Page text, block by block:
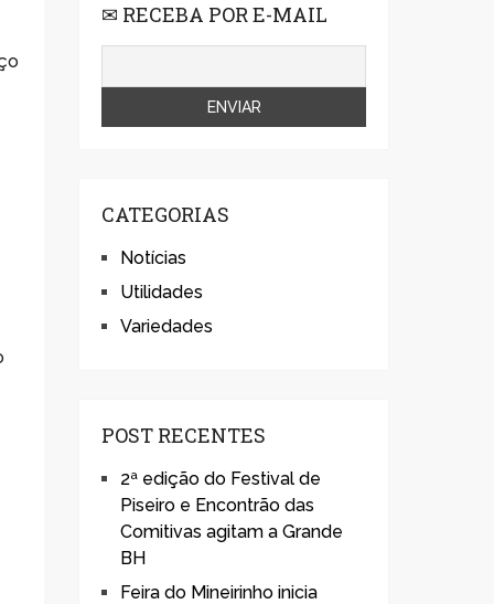
✉ RECEBA POR E-MAIL
CATEGORIAS
Notícias
Utilidades
Variedades
POST RECENTES
2ª edição do Festival de
Piseiro e Encontrão das
Comitivas agitam a Grande
BH
Feira do Mineirinho inicia